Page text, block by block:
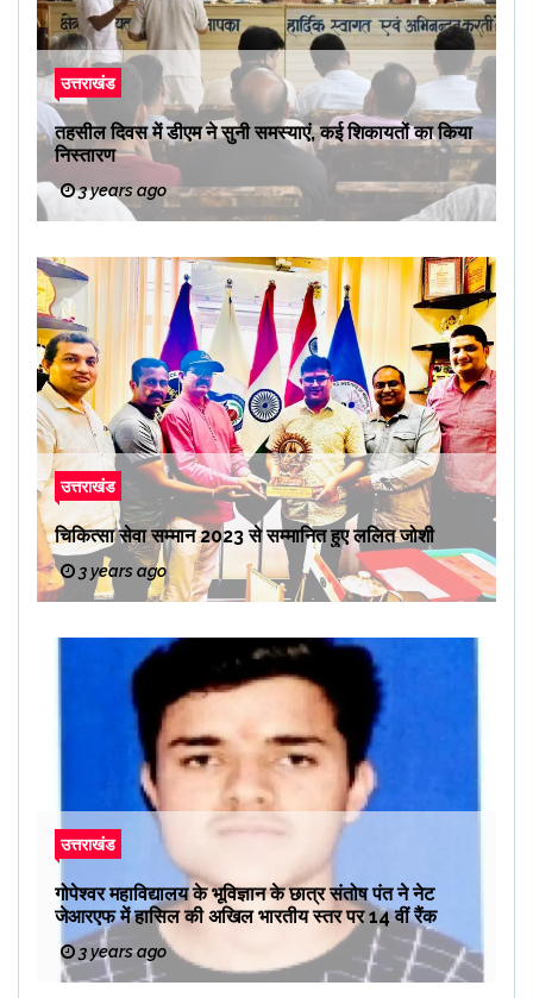
उत्तराखंड
तहसील दिवस में डीएम ने सुनी समस्याएं, कई शिकायतों का किया
निस्तारण
3 years ago
उत्तराखंड
चिकित्सा सेवा सम्मान 2023 से सम्मानित हुए ललित जोशी
3 years ago
उत्तराखंड
गोपेश्वर महाविद्यालय के भूविज्ञान के छात्र संतोष पंत ने नेट
जेआरएफ में हासिल की अखिल भारतीय स्तर पर 14 वीं रैंक
3 years ago